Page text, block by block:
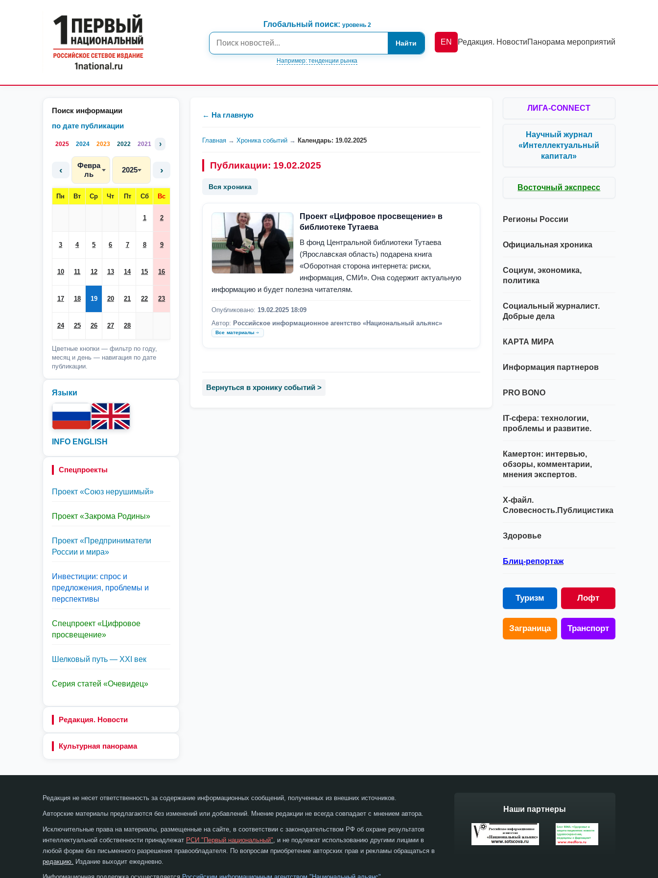
Глобальный поиск: уровень 2
Найти
Например: тенденции рынка
EN Редакция. НовостиПанорама мероприятий
Поиск информации
по дате публикации
2025 2024 2023 2022 2021 ›
‹
Февра
ль
2025 ›
Пн Вт Ср Чт Пт Сб Вс
1 2
3 4 5 6 7 8 9
10 11 12 13 14 15 16
17 18 19 20 21 22 23
24 25 26 27 28
Цветные кнопки — фильтр по году,
месяц и день — навигация по дате
публикации.
Языки
INFO ENGLISH
Спецпроекты
Проект «Союз нерушимый»
Проект «Закрома Родины»
Проект «Предприниматели
России и мира»
Инвестиции: спрос и
предложения, проблемы и
перспективы
Спецпроект «Цифровое
просвещение»
Шелковый путь — XXI век
Серия статей «Очевидец»
Редакция. Новости
Культурная панорама
← На главную
Главная → Хроника событий → Календарь: 19.02.2025
Публикации: 19.02.2025
Вся хроника
Проект «Цифровое просвещение» в
библиотеке Тутаева
В фонд Центральной библиотеки Тутаева
(Ярославская область) подарена книга
«Оборотная сторона интернета: риски,
информация, СМИ». Она содержит актуальную
информацию и будет полезна читателям.
Опубликовано:19.02.2025 18:09
Автор: Российское информационное агентство «Национальный альянс»
Все материалы
Вернуться в хронику событий >
ЛИГА-CONNECT
Научный журнал
«Интеллектуальный
капитал»
Восточный экспресс
Регионы России
Официальная хроника
Социум, экономика,
политика
Социальный журналист.
Добрые дела
КАРТА МИРА
Информация партнеров
PRO BONO
IT-сфера: технологии,
проблемы и развитие.
Камертон: интервью,
обзоры, комментарии,
мнения экспертов.
Х-файл.
Словесность.Публицистика
Здоровье
Блиц-репортаж
Туризм Лофт
Заграница Транспорт
Редакция не несет ответственность за содержание информационных сообщений, полученных из внешних источников.
Авторские материалы предлагаются без изменений или добавлений. Мнение редакции не всегда совпадает с мнением автора.
Исключительные права на материалы, размещенные на сайте, в соответствии с законодательством РФ об охране результатов
интеллектуальной собственности принадлежат РСИ "Первый национальный" , и не подлежат использованию другими лицами в
любой форме без письменного разрешения правообладателя. По вопросам приобретение авторских прав и рекламы обращаться в
редакцию. Издание выходит ежедневно.
Наши партнеры